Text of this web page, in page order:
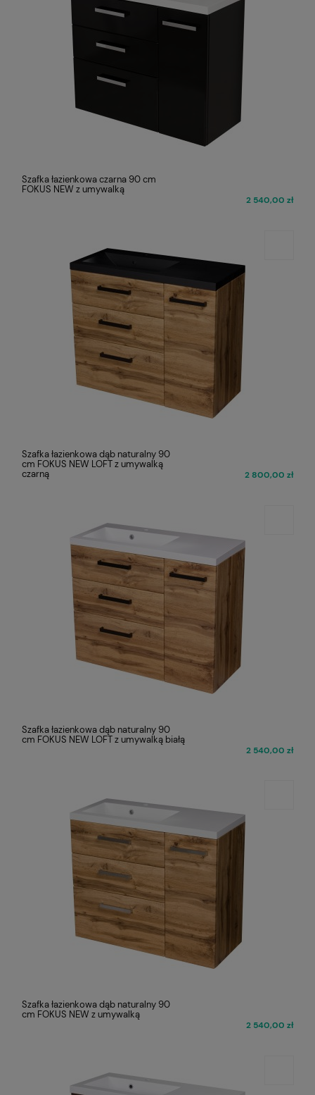
Szafka łazienkowa czarna 90 cm
FOKUS NEW z umywalką
2 540,00 zł
Szafka łazienkowa dąb naturalny 90
cm FOKUS NEW LOFT z umywalką
czarną
2 800,00 zł
Szafka łazienkowa dąb naturalny 90
cm FOKUS NEW LOFT z umywalką białą
2 540,00 zł
Szafka łazienkowa dąb naturalny 90
cm FOKUS NEW z umywalką
2 540,00 zł